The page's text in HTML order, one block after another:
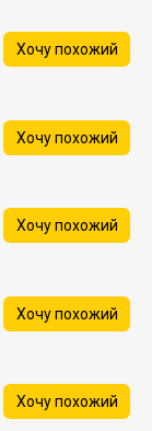
Хочу похожий
Хочу похожий
Хочу похожий
Хочу похожий
Хочу похожий